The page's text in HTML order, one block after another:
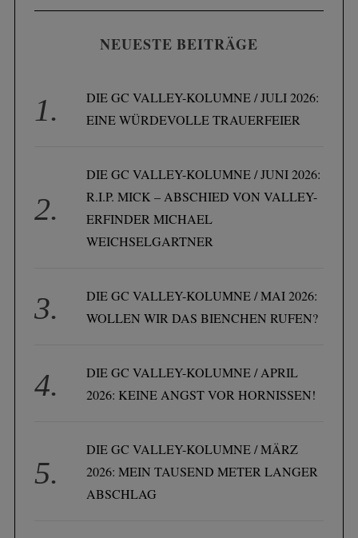
NEUESTE BEITRÄGE
DIE GC VALLEY-KOLUMNE / JULI 2026:
EINE WÜRDEVOLLE TRAUERFEIER
DIE GC VALLEY-KOLUMNE / JUNI 2026:
R.I.P. MICK – ABSCHIED VON VALLEY-
ERFINDER MICHAEL
WEICHSELGARTNER
DIE GC VALLEY-KOLUMNE / MAI 2026:
WOLLEN WIR DAS BIENCHEN RUFEN?
DIE GC VALLEY-KOLUMNE / APRIL
2026: KEINE ANGST VOR HORNISSEN!
DIE GC VALLEY-KOLUMNE / MÄRZ
2026: MEIN TAUSEND METER LANGER
ABSCHLAG